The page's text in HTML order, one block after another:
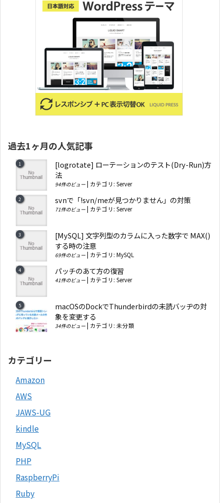
過去1ヶ月の人気記事
[logrotate] ローテーションのテスト(Dry-Run)方
法
94件のビュー カテゴリ: Server
svnで「!svn/meが見つかりません」の対策
71件のビュー カテゴリ: Server
[MySQL] 文字列型のカラムに入った数字で MAX()
する時の注意
69件のビュー カテゴリ: MySQL
パッチのあて方の復習
41件のビュー カテゴリ: Server
macOSのDockでThunderbirdの未読バッヂの対
象を変更する
34件のビュー カテゴリ: 未分類
カテゴリー
Amazon
AWS
JAWS-UG
kindle
MySQL
PHP
RaspberryPi
Ruby